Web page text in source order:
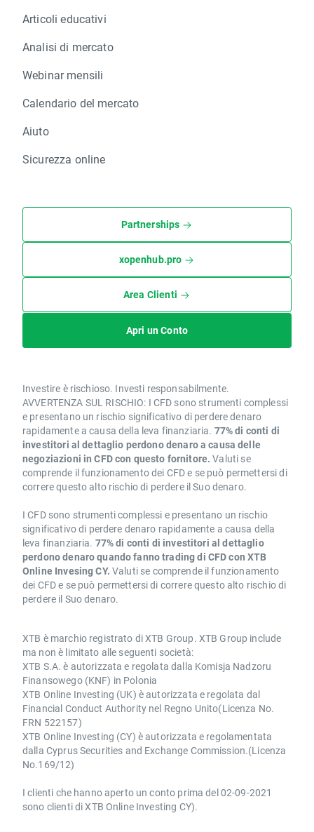
Articoli educativi
Analisi di mercato
Webinar mensili
Calendario del mercato
Aiuto
Sicurezza online
Partnerships
xopenhub.pro
Area Clienti
Apri un Conto
Investire è rischioso. Investi responsabilmente.
AVVERTENZA SUL RISCHIO: I CFD sono strumenti complessi
e presentano un rischio significativo di perdere denaro
rapidamente a causa della leva finanziaria. 77% di conti di
investitori al dettaglio perdono denaro a causa delle
negoziazioni in CFD con questo fornitore. Valuti se
comprende il funzionamento dei CFD e se può permettersi di
correre questo alto rischio di perdere il Suo denaro.
I CFD sono strumenti complessi e presentano un rischio
significativo di perdere denaro rapidamente a causa della
leva finanziaria. 77% di conti di investitori al dettaglio
perdono denaro quando fanno trading di CFD con XTB
Online Invesing CY. Valuti se comprende il funzionamento
dei CFD e se può permettersi di correre questo alto rischio di
perdere il Suo denaro.
XTB è marchio registrato di XTB Group. XTB Group include
ma non è limitato alle seguenti società:
XTB S.A. è autorizzata e regolata dalla Komisja Nadzoru
Finansowego (KNF) in Polonia
XTB Online Investing (UK) è autorizzata e regolata dal
Financial Conduct Authority nel Regno Unito(Licenza No.
FRN 522157)
XTB Online Investing (CY) è autorizzata e regolamentata
dalla Cyprus Securities and Exchange Commission.(Licenza
No.169/12)
I clienti che hanno aperto un conto prima del 02-09-2021
sono clienti di XTB Online Investing CY).